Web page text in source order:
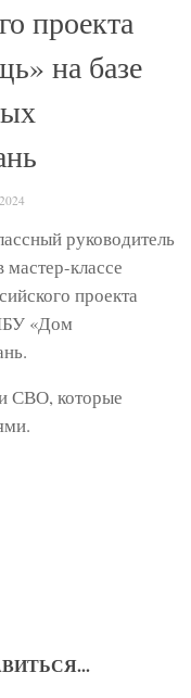
проекта
на базе
руководитель
классе
проекта
«Дом
СВО, которые